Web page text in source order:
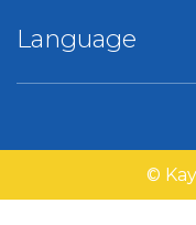
Language
©